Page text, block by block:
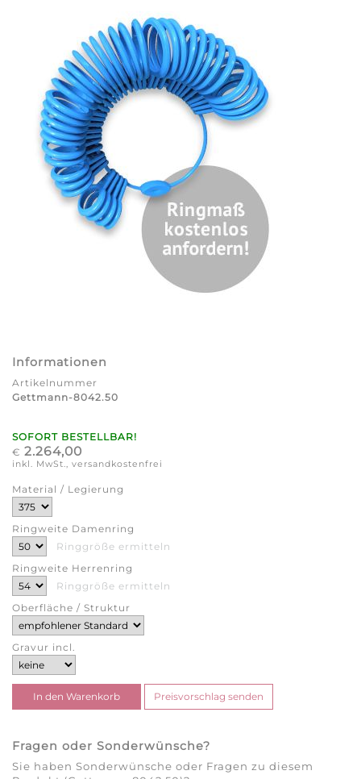
Informationen
Artikelnummer
Gettmann-8042.50
SOFORT BESTELLBAR!
€ 2.264,00
inkl. MwSt., versandkostenfrei
Material / Legierung
Ringweite Damenring
Ringgröße ermitteln
Ringweite Herrenring
Ringgröße ermitteln
Oberfläche / Struktur
Gravur incl.
Fragen oder Sonderwünsche?
Sie haben Sonderwünsche oder Fragen zu diesem